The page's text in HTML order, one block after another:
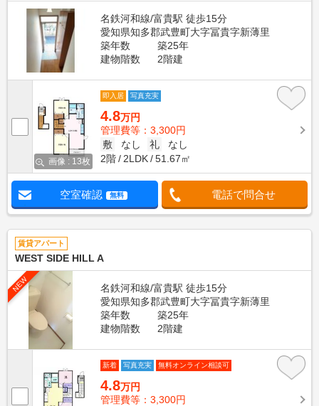
名鉄河和線/富貴駅 徒歩15分
愛知県知多郡武豊町大字冨貴字新薄里
築年数
築25年
建物階数
2階建
画像 : 13枚
即入居 写真充実
4.8万円
管理費等：3,300円
敷
なし 礼
なし
2階
2LDK 51.67㎡
空室確認 無料 電話で問合せ
賃貸アパート
WEST SIDE HILL A
NEW
名鉄河和線/富貴駅 徒歩15分
愛知県知多郡武豊町大字冨貴字新薄里
築年数
築25年
建物階数
2階建
新着 写真充実 無料オンライン相談可
4.8万円
管理費等：3,300円